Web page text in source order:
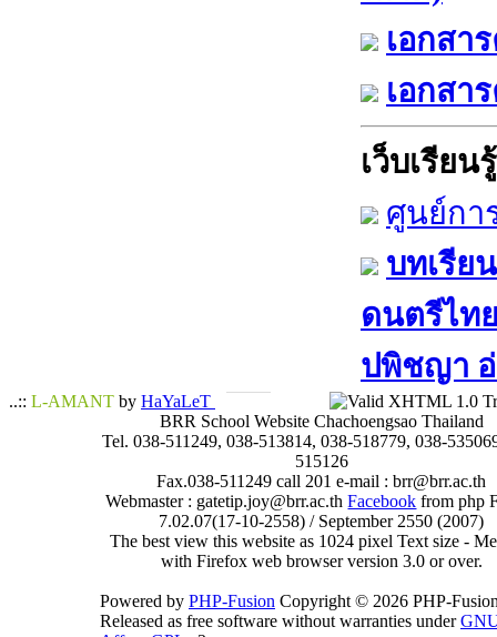
เอกสา
เอกสา
เว็บเรียนรู้
ศูนย์กา
บทเรีย
ดนตรีไท
ปพิชญา​ อ่
..:: L-AMANT by HaYaLeT
BRR School Website Chachoengsao Thailand
Tel. 038-511249, 038-513814, 038-518779, 038-
515126
Fax.038-511249 call 201 e-mail : brr@brr.ac.th
Webmaster : gatetip.joy@brr.ac.thFacebook from php
7.02.07(17-10-2558) / September 2550 (2007)
The best view this website as 1024 pixel Text size -
with Firefox web browser version 3.0 or over.
Powered by PHP-Fusion Copyright © 2026 PHP-
Released as free software without warranties under